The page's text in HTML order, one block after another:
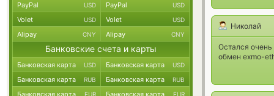
Николай
Остался
обмен exmo-
PayPal USD PayPal USD
Volet USD Volet USD
Alipay CNY Alipay CNY
Банковские счета и карты
Банковская карта USD Банковская карта USD
Банковская карта RUB Банковская карта RUB
Банковская карта EUR Банковская карта EUR